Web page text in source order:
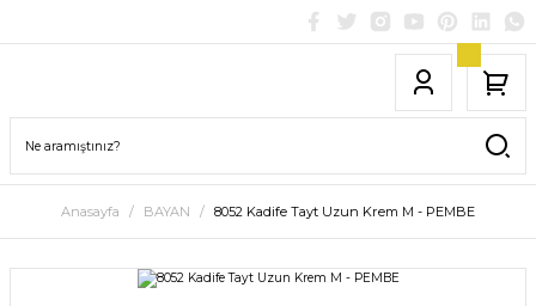
Anasayfa BAYAN 8052 Kadife Tayt Uzun Krem M - PEMBE